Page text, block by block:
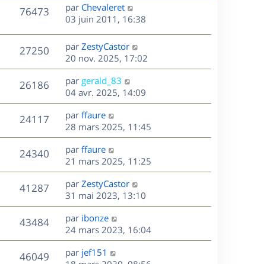
76473V
u
e
D
e
n
i
e
r
m
e
s
s
a
g
e
par Chevaleret
03 juin 2011, 16:38
27250V
u
e
s
D
e
r
n
i
e
r
m
e
s
s
a
g
e
par ZestyCastor
20 nov. 2025, 17:02
26186V
u
s
D
e
r
n
i
e
r
m
e
s
s
a
g
e
par gerald_83
04 avr. 2025, 14:09
24117V
u
s
D
e
r
n
i
e
r
m
e
s
s
a
g
par ffaure
28 mars 2025, 11:45
24340V
u
D
e
r
n
i
e
r
m
e
s
par ffaure
21 mars 2025, 11:25
41287V
u
s
D
e
r
n
i
e
r
par ZestyCastor
31 mai 2023, 13:10
43484V
u
D
e
r
n
par ibonze
24 mars 2023, 16:04
46049V
D
par jef151